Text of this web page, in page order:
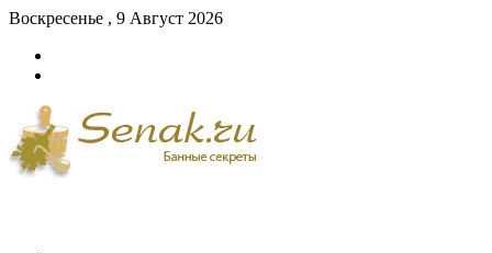
Воскресенье , 9 Август 2026